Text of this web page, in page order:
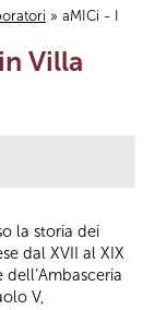
» aMICi - I
Villa
la storia dei
dal XVII al XIX
V,